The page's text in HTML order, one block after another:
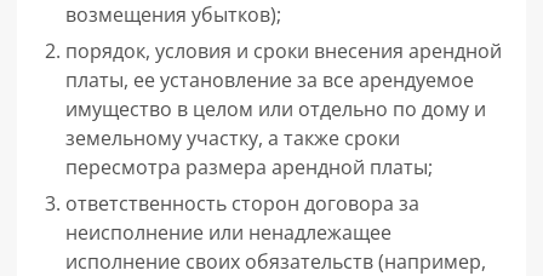
возмещения убытков);
порядок, условия и сроки внесения арендной
платы, ее установление за все арендуемое
имущество в целом или отдельно по дому и
земельному участку, а также сроки
пересмотра размера арендной платы;
ответственность сторон договора за
неисполнение или ненадлежащее
исполнение своих обязательств (например,